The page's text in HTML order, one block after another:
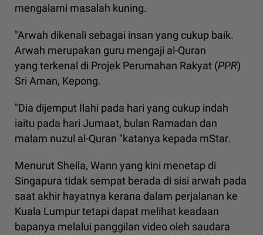
mengalami masalah kuning.
"Arwah dikenali sebagai insan yang cukup baik.
Arwah merupakan guru mengaji al-Quran
yang terkenal di Projek Perumahan Rakyat (PPR)
Sri Aman, Kepong.
"Dia dijemput Ilahi pada hari yang cukup indah
iaitu pada hari Jumaat, bulan Ramadan dan
malam nuzul al-Quran "katanya kepada mStar.
Menurut Sheila, Wann yang kini menetap di
Singapura tidak sempat berada di sisi arwah pada
saat akhir hayatnya kerana dalam perjalanan ke
Kuala Lumpur tetapi dapat melihat keadaan
bapanya melalui panggilan video oleh saudara